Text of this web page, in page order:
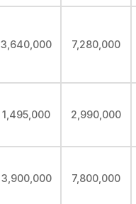
3,640,000 7,280,000
1,495,000 2,990,000
3,900,000 7,800,000